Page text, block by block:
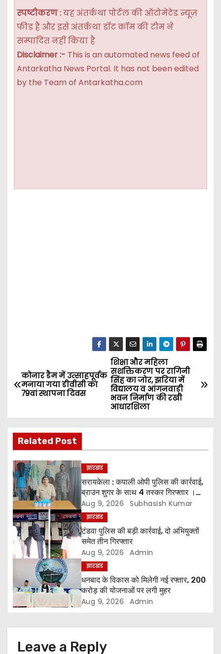
स्पष्टीकरण :यह अंतर्कथा पोर्टल की ऑटोमेटेड न्यूज़
फीड है और इसे अंतर्कथा डॉट कॉम की टीम ने
सम्पादित नहीं किया है
Disclaimer :- This is an automated news feed of
Antarkatha News Portal. It has not been edited
by the Team of Antarkatha.com
P
o
t
n
a
v
i
g
a
t
i
n
शिक्षा और महिला
सशक्तिकरण पर रागिनी
सिंह का जोर, झरिया में
विद्यालय व आंगनवाड़ी
भवन निर्माण की रखी
आधारशिला
कोनार डैम में उत्साहपूर्वक
मनाया गया डीवीसी का
79वां स्थापना दिवस
Related Post
झारखंड
सरायकेला : कपाली ओपी पुलिस की कार्रवाई,
ब्राउन शुगर के साथ 4 तस्कर गिरफ्तार ।
*चारों को भेजा गया न्यायिक हिरासत में
Aug 9, 2026 Subhasish Kumar
झारखंड
टंडवा पुलिस की बड़ी कार्रवाई, दो अभियुक्तों
समेत तीन गिरफ्तार
Aug 9, 2026 Admin
झारखंड
धनबाद के विकास को मिलेगी नई रफ्तार, 200
करोड़ की योजनाओं पर लगी मुहर
Aug 9, 2026 Admin
Leave a Reply